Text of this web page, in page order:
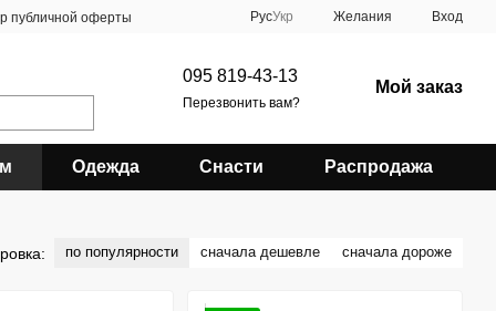
публичной оферты РусУкр Желания Вход
095 819-43-13
Перезвонить вам?
Мой заказ
Одежда Снасти Распродажа
по популярности сначала дешевле сначала дороже